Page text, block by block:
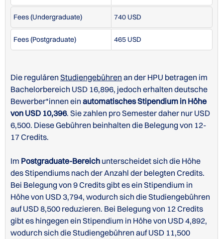
Universitätskalender der Hawaii Pacific University
Kurskatalog der Hawaii Pacific University
STUDIENGÄNGE/KURSE IN ENGLISCH -
UNDERGRADUATE
Fees (Undergraduate) 740 USD
Fees (Postgraduate) 465 USD
Die regulären Studiengebühren an der HPU betragen im
Bachelorbereich USD 16,896, jedoch erhalten deutsche
Bewerber*innen ein automatisches Stipendium in Höhe
von USD 10,396. Sie zahlen pro Semester daher nur USD
6,500. Diese Gebühren beinhalten die Belegung von 12-
17 Credits.
Im Postgraduate-Bereich unterscheidet sich die Höhe
des Stipendiums nach der Anzahl der belegten Credits.
Bei Belegung von 9 Credits gibt es ein Stipendium in
Höhe von USD 3,794, wodurch sich die Studiengebühren
auf USD 8,500 reduzieren. Bei Belegung von 12 Credits
gibt es hingegen ein Stipendium in Höhe von USD 4,892,
wodurch sich die Studiengebühren auf USD 11,500